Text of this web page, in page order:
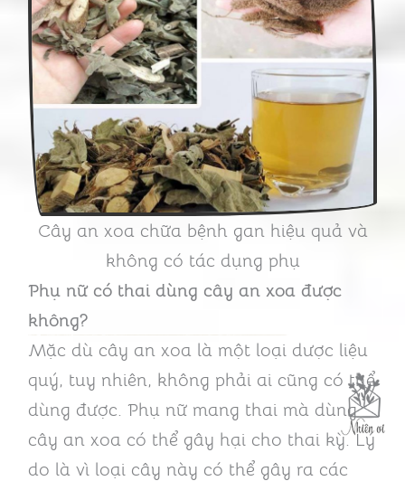
Cây an xoa chữa bệnh gan hiệu quả và
không có tác dụng phụ
Phụ nữ có thai dùng cây an xoa được
không?
Mặc dù cây an xoa là một loại dược liệu
quý, tuy nhiên, không phải ai cũng có thể
dùng được. Phụ nữ mang thai mà dùng
cây an xoa có thể gây hại cho thai kỳ. Lý
do là vì loại cây này có thể gây ra các